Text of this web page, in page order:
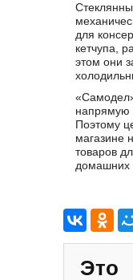
для
кетчупа,
этом они
напрямую
Поэтому
магазине
товаров
домашних
Это